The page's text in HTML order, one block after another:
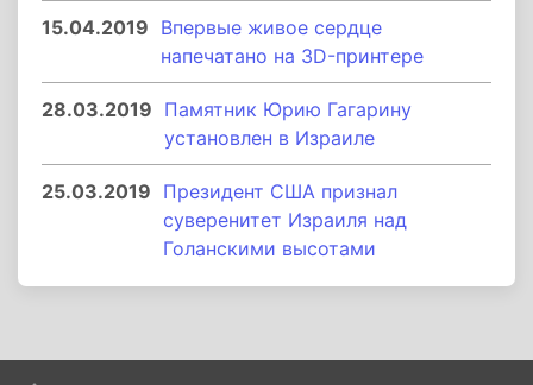
15.04.2019 Впервые живое сердце
напечатано на 3D-принтере
28.03.2019 Памятник Юрию Гагарину
установлен в Израиле
25.03.2019 Президент США признал
суверенитет Израиля над
Голанскими высотами